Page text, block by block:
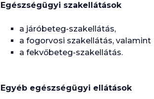
Egészségügyi szakellátások
a járóbeteg-szakellátás,
a fogorvosi szakellátás, valamint
a fekvőbeteg-szakellátás.
Egyéb egészségügyi ellátások